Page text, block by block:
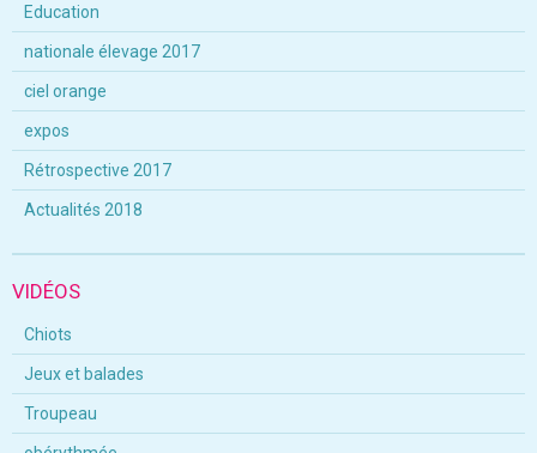
Education
nationale élevage 2017
ciel orange
expos
Rétrospective 2017
Actualités 2018
VIDÉOS
Chiots
Jeux et balades
Troupeau